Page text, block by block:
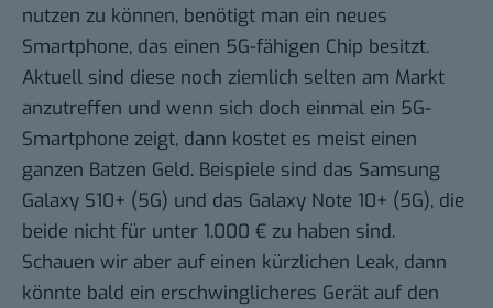
nutzen zu können, benötigt man ein neues
Smartphone, das einen 5G-fähigen Chip besitzt.
Aktuell sind diese noch ziemlich selten am Markt
anzutreffen und wenn sich doch einmal ein 5G-
Smartphone zeigt, dann kostet es meist einen
ganzen Batzen Geld. Beispiele sind das Samsung
Galaxy S10+ (5G) und das Galaxy Note 10+ (5G), die
beide nicht für unter 1.000 € zu haben sind.
Schauen wir aber auf einen kürzlichen Leak, dann
könnte bald ein erschwinglicheres Gerät auf den